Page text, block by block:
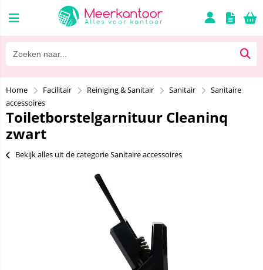
Home Facilitair Reiniging & Sanitair Sanitair
Sanitaire
accessoires
Toiletborstelgarnituur Cleaninq
zwart
Bekijk alles uit de categorie Sanitaire accessoires